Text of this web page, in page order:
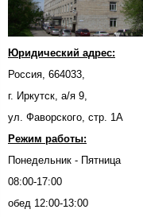
Юридический адрес:
Россия, 664033,
г. Иркутск, а/я 9,
ул. Фаворского, стр. 1А
Режим работы:
Понедельник - Пятница
08:00-17:00
обед 12:00-13:00